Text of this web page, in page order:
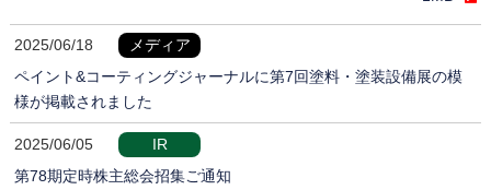
2025/06/18
メディア
ペイント&コーティングジャーナルに第7回塗料・塗装設備展の模
様が掲載されました
2025/06/05
IR
第78期定時株主総会招集ご通知